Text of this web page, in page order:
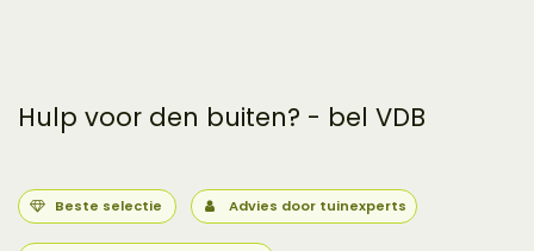
Hulp voor den buiten? - bel VDB
Beste selectie Advies door tuinexperts